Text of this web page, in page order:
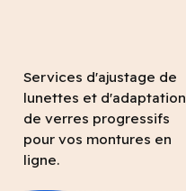
Services d'ajustage de
lunettes et d'adaptation
de verres progressifs
pour vos montures en
ligne.